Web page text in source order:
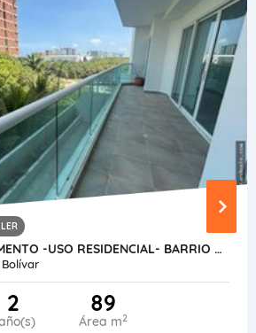
ALQUILER APARTAMENTO -USO RESIDENCIAL- BARRIO CIELO MAR -CARTAGENA-COL
2 89
Área m2